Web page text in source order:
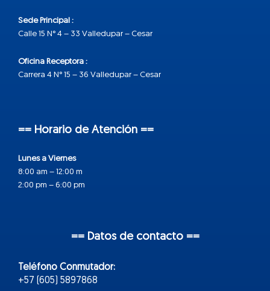
Sede Principal :
Calle 15 N° 4 – 33 Valledupar – Cesar
Oficina Receptora :
Carrera 4 N° 15 – 36 Valledupar – Cesar
== Horario de Atención ==
Lunes a Viernes
8:00 am – 12:00 m
2:00 pm – 6:00 pm
== Datos de contacto ==
Teléfono Conmutador:
+57 (605) 5897868